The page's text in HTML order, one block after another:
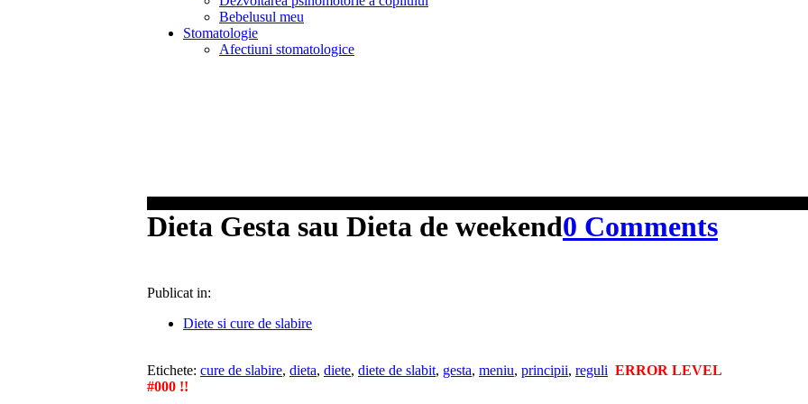
Bebelusul meu
Stomatologie
Afectiuni stomatologice
Dieta Gesta sau Dieta de weekend0 Comments
Publicat in:
Diete si cure de slabire
Etichete: cure de slabire, dieta, diete, diete de slabit, gesta, meniu, principii, reguli ERROR LEVEL
#000 !!